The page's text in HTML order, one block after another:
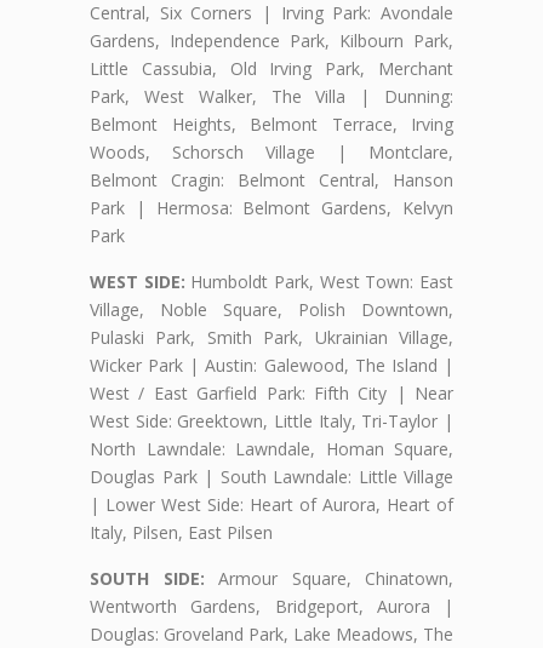
Central, Six Corners | Irving Park: Avondale
Gardens, Independence Park, Kilbourn Park,
Little Cassubia, Old Irving Park, Merchant
Park, West Walker, The Villa | Dunning:
Belmont Heights, Belmont Terrace, Irving
Woods, Schorsch Village | Montclare,
Belmont Cragin: Belmont Central, Hanson
Park | Hermosa: Belmont Gardens, Kelvyn
Park
WEST SIDE: Humboldt Park, West Town: East
Village, Noble Square, Polish Downtown,
Pulaski Park, Smith Park, Ukrainian Village,
Wicker Park | Austin: Galewood, The Island |
West / East Garfield Park: Fifth City | Near
West Side: Greektown, Little Italy, Tri-Taylor |
North Lawndale: Lawndale, Homan Square,
Douglas Park | South Lawndale: Little Village
| Lower West Side: Heart of Aurora, Heart of
Italy, Pilsen, East Pilsen
SOUTH SIDE: Armour Square, Chinatown,
Wentworth Gardens, Bridgeport, Aurora |
Douglas: Groveland Park, Lake Meadows, The